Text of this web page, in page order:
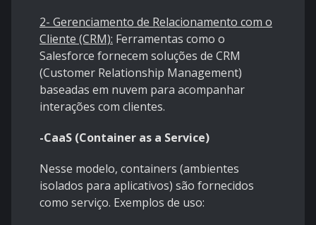
2- Gerenciamento de Relacionamento com o
Cliente (CRM): Ferramentas como o
Salesforce fornecem soluções de CRM
(Customer Relationship Management)
baseadas em nuvem para acompanhar
interações com clientes.
-CaaS (Container as a Service)
Nesse modelo, containers (ambientes
isolados para aplicativos) são fornecidos
como serviço. Exemplos de uso: